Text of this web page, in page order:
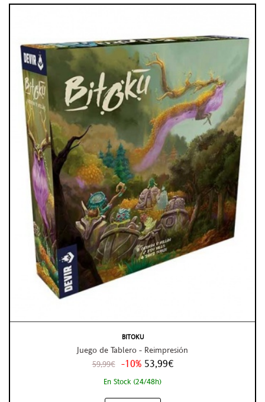
BITOKU
Juego de Tablero - Reimpresión
59,99€ -10% 53,99€
En Stock (24/48h)